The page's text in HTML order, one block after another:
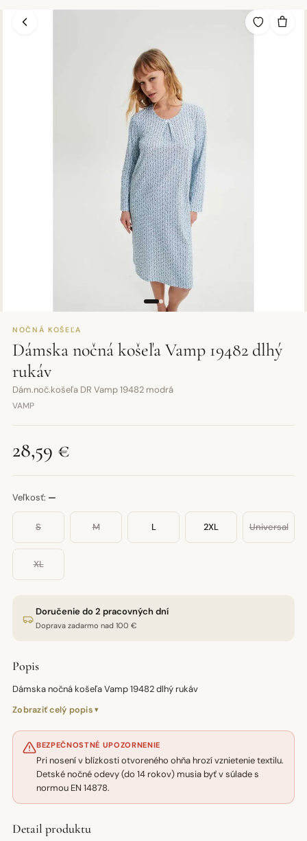
NOČNÁ KOŠEĽA
Dámska nočná košeľa Vamp 19482 dlhý
rukáv
Dám.noč.košeľa DR Vamp 19482 modrá
VAMP
28,59 €
Veľkosť: —
S M L 2XL Universal
XL
Doručenie do 2 pracovných dní
Doprava zadarmo nad 100 €
Popis
Dámska nočná košeľa Vamp 19482 dlhý rukáv
Zobraziť celý popis
BEZPEČNOSTNÉ UPOZORNENIE
Pri nosení v blízkosti otvoreného ohňa hrozí vznietenie textilu.
Detské nočné odevy (do 14 rokov) musia byť v súlade s
normou EN 14878.
Detail produktu